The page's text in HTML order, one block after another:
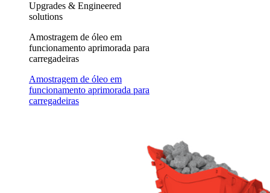
Upgrades & Engineered
solutions
Amostragem de óleo em
funcionamento aprimorada para
carregadeiras
Amostragem de óleo em
funcionamento aprimorada para
carregadeiras